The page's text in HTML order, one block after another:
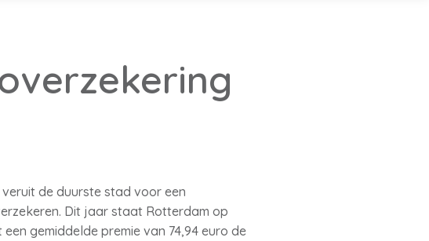
de duurste stad voor een
Dit jaar staat Rotterdam op
gemiddelde premie van 74,94 euro de